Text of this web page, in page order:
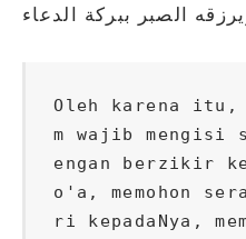
Oleh karena
m wajib mengisi
engan berzikir
o'a, memohon
ri kepadaNya,